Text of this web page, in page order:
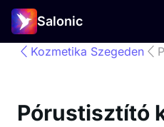
Salonic
Kozmetika Szegeden
Pórustisztító